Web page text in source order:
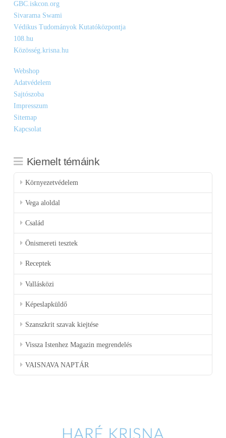
GBC.iskcon.org
Sivarama Swami
Védikus Tudományok Kutatóközpontja
108.hu
Közösség.krisna.hu
Webshop
Adatvédelem
Sajtószoba
Impresszum
Sitemap
Kapcsolat
Kiemelt témáink
Környezetvédelem
Vega aloldal
Család
Önismereti tesztek
Receptek
Vallásközi
Képeslapküldő
Szanszkrit szavak kiejtése
Vissza Istenhez Magazin megrendelés
VAISNAVA NAPTÁR